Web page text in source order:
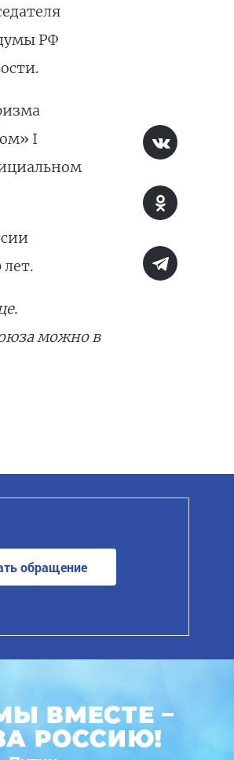
РФ
I
можно в
обращение